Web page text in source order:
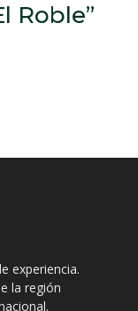
Roble”
experiencia.
la región